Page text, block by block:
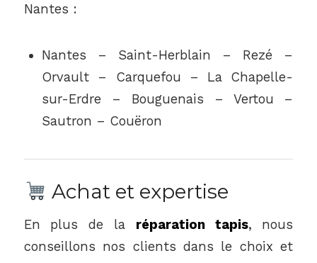
Nantes :
Nantes – Saint-Herblain – Rezé –
Orvault – Carquefou – La Chapelle-
sur-Erdre – Bouguenais – Vertou –
Sautron – Couëron
Achat et expertise
En plus de la réparation tapis, nous
conseillons nos clients dans le choix et